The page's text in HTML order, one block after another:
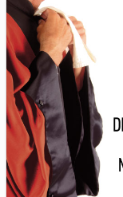
La justice au
du